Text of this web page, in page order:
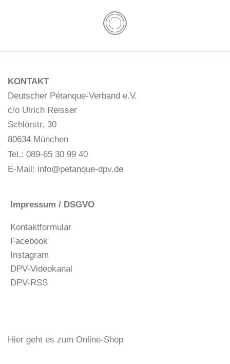
KONTAKT
Deutscher Pétanque-Verband e.V.
c/o Ulrich Reisser
Schlörstr. 30
80634 München
Tel.: 089-65 30 99 40
E-Mail: info@petanque-dpv.de
Impressum / DSGVO
Kontaktformular
Facebook
Instagram
DPV-Videokanal
DPV-RSS
Hier geht es zum Online-Shop